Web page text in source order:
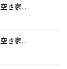
き家…
き家…